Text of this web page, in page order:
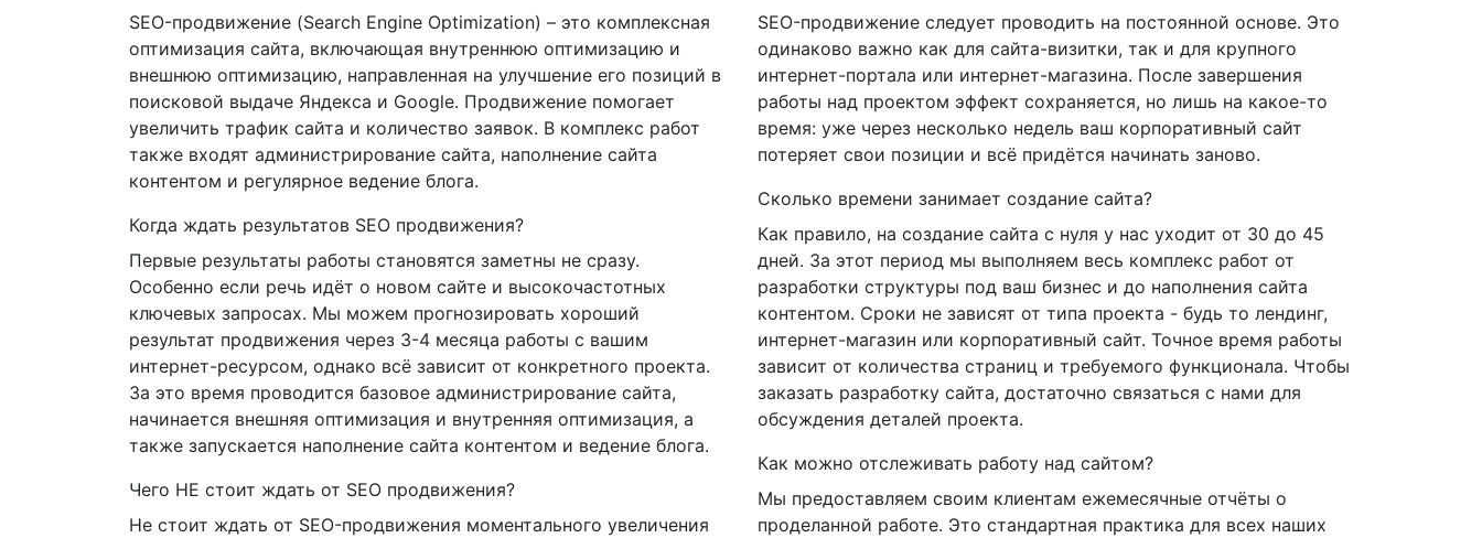
SEO-продвижение (Search Engine Optimization) – это комплексная
оптимизация сайта, включающая внутреннюю оптимизацию и
внешнюю оптимизацию, направленная на улучшение его позиций в
поисковой выдаче Яндекса и Google. Продвижение помогает
увеличить трафик сайта и количество заявок. В комплекс работ
также входят администрирование сайта, наполнение сайта
контентом и регулярное ведение блога.
Когда ждать результатов SEO продвижения?
Первые результаты работы становятся заметны не сразу.
Особенно если речь идёт о новом сайте и высокочастотных
ключевых запросах. Мы можем прогнозировать хороший
результат продвижения через 3-4 месяца работы с вашим
интернет-ресурсом, однако всё зависит от конкретного проекта.
За это время проводится базовое администрирование сайта,
начинается внешняя оптимизация и внутренняя оптимизация, а
также запускается наполнение сайта контентом и ведение блога.
Чего НЕ стоит ждать от SEO продвижения?
Не стоит ждать от SEO-продвижения моментального увеличения
SEO-продвижение следует проводить на постоянной основе. Это
одинаково важно как для сайта-визитки, так и для крупного
интернет-портала или интернет-магазина. После завершения
работы над проектом эффект сохраняется, но лишь на какое-то
время: уже через несколько недель ваш корпоративный сайт
потеряет свои позиции и всё придётся начинать заново.
Сколько времени занимает создание сайта?
Как правило, на создание сайта с нуля у нас уходит от 30 до 45
дней. За этот период мы выполняем весь комплекс работ от
разработки структуры под ваш бизнес и до наполнения сайта
контентом. Сроки не зависят от типа проекта - будь то лендинг,
интернет-магазин или корпоративный сайт. Точное время работы
зависит от количества страниц и требуемого функционала. Чтобы
заказать разработку сайта, достаточно связаться с нами для
обсуждения деталей проекта.
Как можно отслеживать работу над сайтом?
Мы предоставляем своим клиентам ежемесячные отчёты о
проделанной работе. Это стандартная практика для всех наших